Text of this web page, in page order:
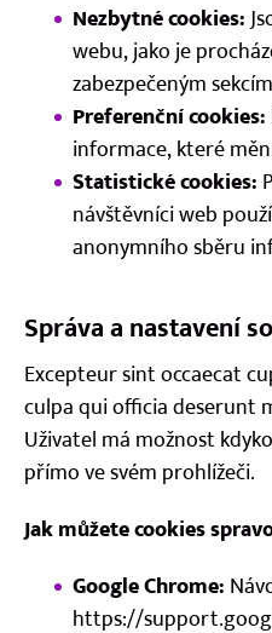
Nezbytné cookies:
webu, jako je
zabezpečeným
Preferenční cookies:
informace, které
Statistické cookies:
návštěvníci web
anonymního sběru
Správa a nastavení
Excepteur sint occaecat
culpa qui officia deserunt
Uživatel má možnost
přímo ve svém prohlížeči.
Jak můžete cookies
Google Chrome:
https://